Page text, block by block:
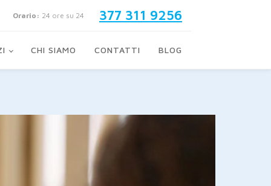
Orario: 24 ore su 24 377 311 9256
CHI SIAMO CONTATTI BLOG